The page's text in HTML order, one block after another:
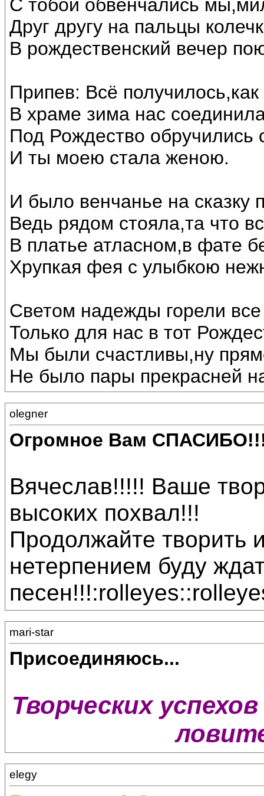
С тобой обвенчались
Друг другу на пальцы
В рождественский вечер
Припев: Всё
В храме зима нас
Под Рождество обручились
И ты моею стала женою.
И было венчанье на сказку
Ведь рядом стояла,та что
В платье атласном,в фате
Хрупкая фея с улыбкою
Светом надежды горели все
Только для нас в тот
Мы были счастливы,ну
Не было пары прекрасней
olegner
Огромное Вам
Вячеслав!!!!! Ваше
высоких похвал!!!
Продолжайте творить
нетерпением буду
mari-star
Присоединяюсь...
Творческих
elegy